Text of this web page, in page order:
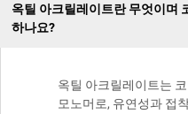
옥틸 아크릴레이트란 무엇이며
하나요?
옥틸 아크릴레이트는
모노머로, 유연성과 접